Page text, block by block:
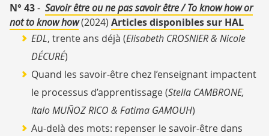
N° 43- Savoir être ou ne pas savoir être / To know how or
not to know how(2024) Articles disponibles sur HAL
EDL, trente ans déjà (Elisabeth CROSNIER & Nicole
DÉCURÉ)
Quand les savoir-être chez l’enseignant impactent
le processus d’apprentissage (Stella CAMBRONE,
Italo MUÑOZ RICO & Fatima GAMOUH)
Au-delà des mots: repenser le savoir-être dans